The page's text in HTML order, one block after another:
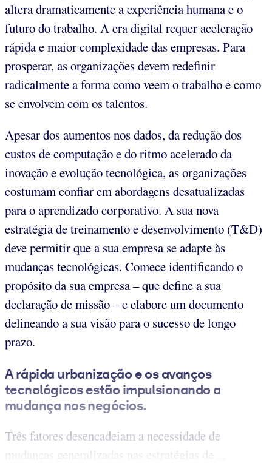
altera dramaticamente a experiência humana e o
futuro do trabalho. A era digital requer aceleração
rápida e maior complexidade das empresas. Para
prosperar, as organizações devem redefinir
radicalmente a forma como veem o trabalho e como
se envolvem com os talentos.
Apesar dos aumentos nos dados, da redução dos
custos de computação e do ritmo acelerado da
inovação e evolução tecnológica, as organizações
costumam confiar em abordagens desatualizadas
para o aprendizado corporativo. A sua nova
estratégia de treinamento e desenvolvimento (T&D)
deve permitir que a sua empresa se adapte às
mudanças tecnológicas. Comece identificando o
propósito da sua empresa – que define a sua
declaração de missão – e elabore um documento
delineando a sua visão para o sucesso de longo
prazo.
A rápida urbanização e os avanços
tecnológicos estão impulsionando a
mudança nos negócios.
Três fatores desencadeiam a necessidade de
mudanças generalizadas nas estratégias de ...